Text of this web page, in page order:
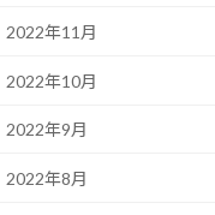
2022年11月
2022年10月
2022年9月
2022年8月